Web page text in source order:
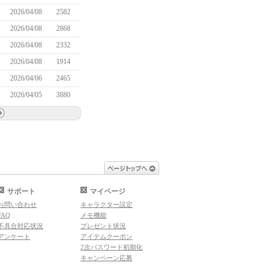
2026/04/08
2582
2026/04/08
2868
2026/04/08
2332
2026/04/08
1914
2026/04/06
2465
2026/04/05 3880
サポート
問い合わせ
具合対応状況
ンケート
マイページ
キャラクター設定
メモ機能
プレゼント状況
アイテムクーポン
2次パスワード初期化
キャンペーン応募